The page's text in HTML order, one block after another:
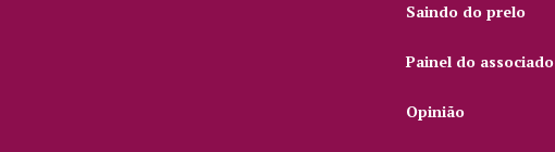
Saindo do prelo
Painel do associado
Opinião